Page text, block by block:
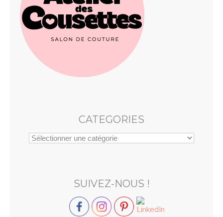
CATEGORIES
SUIVEZ-NOUS !